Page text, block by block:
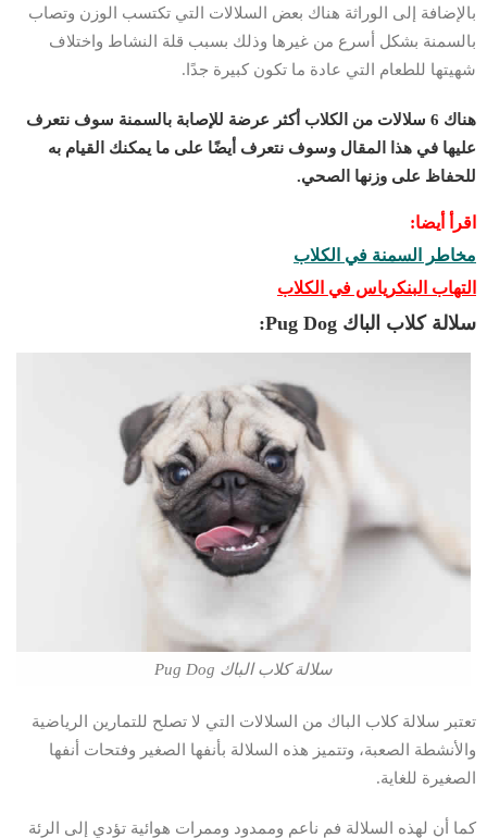
بالإضافة إلى الوراثة هناك بعض السلالات التي تكتسب الوزن وتصاب
بالسمنة بشكل أسرع من غيرها وذلك بسبب قلة النشاط واختلاف
شهيتها للطعام التي عادة ما تكون كبيرة جدًا.
هناك 6 سلالات من الكلاب أكثر عرضة للإصابة بالسمنة سوف نتعرف
عليها في هذا المقال وسوف نتعرف أيضًا على ما يمكنك القيام به
للحفاظ على وزنها الصحي.
اقرأ أيضا:
مخاطر السمنة في الكلاب
التهاب البنكرياس في الكلاب
سلالة كلاب الباك Pug Dog:
سلالة كلاب الباك Pug Dog
تعتبر سلالة كلاب الباك من السلالات التي لا تصلح للتمارين الرياضية
والأنشطة الصعبة، وتتميز هذه السلالة بأنفها الصغير وفتحات أنفها
الصغيرة للغاية.
كما أن لهذه السلالة فم ناعم وممدود وممرات هوائية تؤدي إلى الرئة